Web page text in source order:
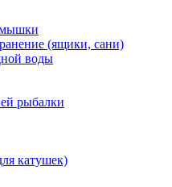
(ящики, сани)
воды
рыбалки
катушек)